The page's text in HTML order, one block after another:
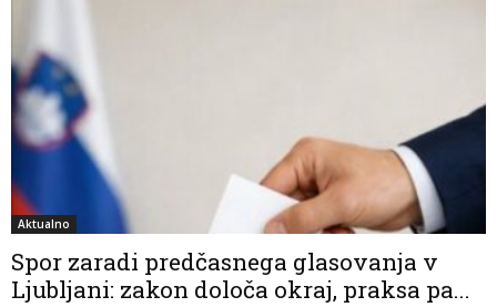
Aktualno
Spor zaradi predčasnega glasovanja v
Ljubljani: zakon določa okraj, praksa pa...